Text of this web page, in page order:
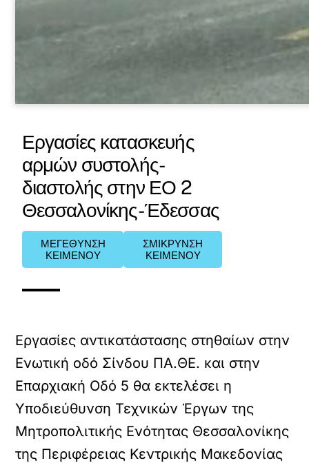
Εργασίες κατασκευής
αρμών συστολής-
διαστολής στην ΕΟ 2
Θεσσαλονίκης-Έδεσσας
ΜΕΓΕΘΥΝΣΗ
ΚΕΙΜΕΝΟΥ
ΣΜΙΚΡΥΝΣΗ
ΚΕΙΜΕΝΟΥ
Εργασίες αντικατάστασης στηθαίων στην
Ενωτική οδό Σίνδου ΠΑ.ΘΕ. και στην
Eπαρχιακή Οδό 5 θα εκτελέσει η
Υποδιεύθυνση Τεχνικών Έργων της
Μητροπολιτικής Ενότητας Θεσσαλονίκης
της Περιφέρειας Κεντρικής Μακεδονίας